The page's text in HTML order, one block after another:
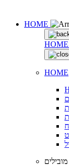
HOME
HOME
HOME